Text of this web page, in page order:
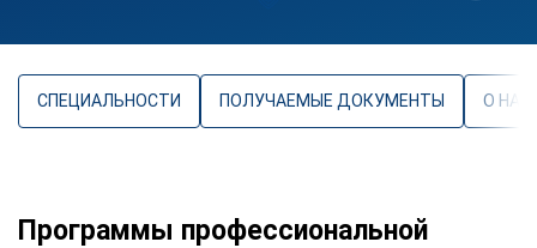
СПЕЦИАЛЬНОСТИ ПОЛУЧАЕМЫЕ ДОКУМЕНТЫ О
Программы профессиональной